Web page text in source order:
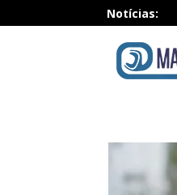
Notícias: